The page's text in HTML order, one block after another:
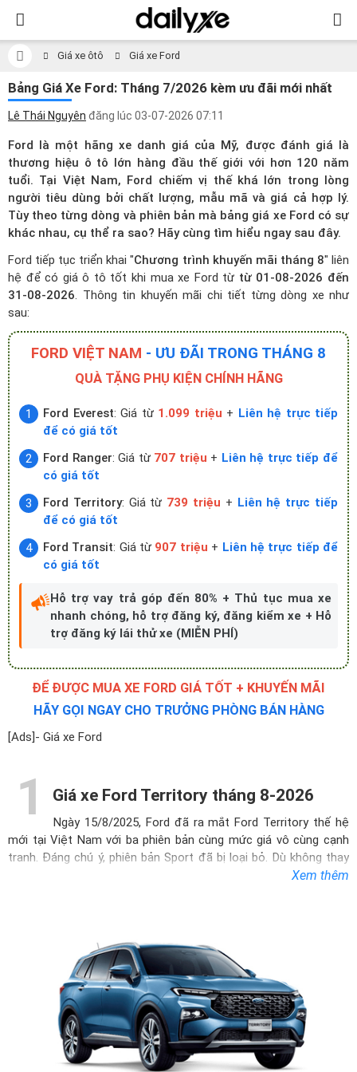
Giá xe ôtô Giá xe Ford
Bảng Giá Xe Ford: Tháng 7/2026 kèm ưu đãi mới nhất
Lê Thái Nguyên đăng lúc 03-07-2026 07:11
Ford là một hãng xe danh giá của Mỹ, được đánh giá là
thương hiệu ô tô lớn hàng đầu thế giới với hơn 120 năm
tuổi. Tại Việt Nam, Ford chiếm vị thế khá lớn trong lòng
người tiêu dùng bởi chất lượng, mẫu mã và giá cả hợp lý.
Tùy theo từng dòng và phiên bản mà bảng giá xe Ford có sự
khác nhau, cụ thể ra sao? Hãy cùng tìm hiểu ngay sau đây.
Ford tiếp tục triển khai "Chương trình khuyến mãi tháng 8" liên
hệ để có giá ô tô tốt khi mua xe Ford từ từ 01-08-2026 đến
31-08-2026. Thông tin khuyến mãi chi tiết từng dòng xe như
sau:
FORD VIỆT NAM - ƯU ĐÃI TRONG THÁNG 8
QUÀ TẶNG PHỤ KIỆN CHÍNH HÃNG
Ford Everest: Giá từ 1.099 triệu + Liên hệ trực tiếp
để có giá tốt
Ford Ranger: Giá từ 707 triệu + Liên hệ trực tiếp để
có giá tốt
Ford Territory: Giá từ 739 triệu + Liên hệ trực tiếp
để có giá tốt
Ford Transit: Giá từ 907 triệu + Liên hệ trực tiếp để
có giá tốt
Hỗ trợ vay trả góp đến 80% + Thủ tục mua xe
nhanh chóng, hỗ trợ đăng ký, đăng kiểm xe + Hỗ
trợ đăng ký lái thử xe (MIỄN PHÍ)
ĐỂ ĐƯỢC MUA XE FORD GIÁ TỐT + KHUYẾN MÃI
HÃY GỌI NGAY CHO TRƯỞNG PHÒNG BÁN HÀNG
[Ads]- Giá xe Ford
1 Giá xe Ford Territory tháng 8-2026
Ngày 15/8/2025, Ford đã ra mắtFord Territorythế hệ
mới tại Việt Nam với ba phiên bản cùng mức giá vô cùng cạnh
tranh. Đáng chú ý, phiên bản Sport đã bị loại bỏ. Dù không thay
đổi nhiều về thiết kế, mẫu SUV này được nâng cấp đáng kể về
liền với cụm đèn pha Full LED sắc sảo và dải đèn định vị ban
ngày hình móc câu. Phần thân xe có nhiều đường gân dập nổi
mạnh mẽ, gợi nhớ đến mẫu Hyundai SantaFe. Gương chiếu hậu
được đặt trên cánh cửa để cải thiện tầm nhìn cho người lái.
Đuôi xe thiết kế vuông vức, với cụm đèn hậu LED dạng mảnh và
ăng-ten vây cá mập hiện đại.
Xem thêm